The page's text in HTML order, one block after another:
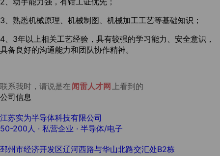
3、熟悉机械原理、机械制图、机械加工工艺等基础知识；
4、3年以上相关工艺经验，具有较强的学习能力、安全意识，
具备良好的沟通能力和团队协作精神。
联系我时，请说是在 闻雷人才网 上看到的
公司信息
江苏实为半导体科技有限公司
50-200人 · 私营企业 · 半导体/电子
邳州市经济开发区辽河西路与华山北路交汇处B2栋